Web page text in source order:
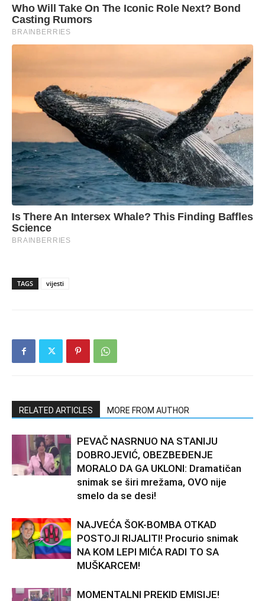
TAGS vijesti
RELATED ARTICLES MORE FROM AUTHOR
PEVAČ NASRNUO NA STANIJU
DOBROJEVIĆ, OBEZBEĐENJE
MORALO DA GA UKLONI: Dramatičan
snimak se širi mrežama, OVO nije
smelo da se desi!
NAJVEĆA ŠOK-BOMBA OTKAD
POSTOJI RIJALITI! Procurio snimak
NA KOM LEPI MIĆA RADI TO SA
MUŠKARCEM!
MOMENTALNI PREKID EMISIJE!